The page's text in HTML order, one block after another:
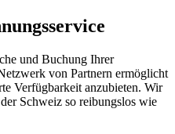
und Buchung Ihrer
von Partnern ermöglicht
Verfügbarkeit anzubieten. Wir
Schweiz so reibungslos wie